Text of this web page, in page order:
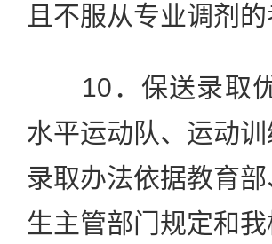
且不服从专业调剂
10．保送录取优
水平运动队、运动
录取办法依据教育
生主管部门规定和